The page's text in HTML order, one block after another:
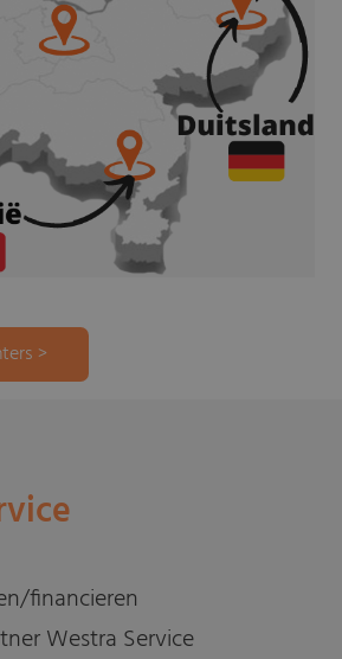
>
financieren
Westra Service